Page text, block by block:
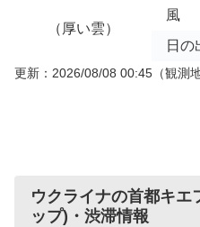
（厚い雲）
風
日の
更新：2026/08/08 00:45 （観測
ウクライナの首都キ
ップ)・渋滞情報